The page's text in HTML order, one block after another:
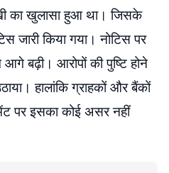
का खुलासा हुआ था। जिसके
जारी किया गया। नोटिस पर
आगे बढ़ी। आरोपों की पुष्टि होने
हालांकि ग्राहकों और बैंकों
पर इसका कोई असर नहीं